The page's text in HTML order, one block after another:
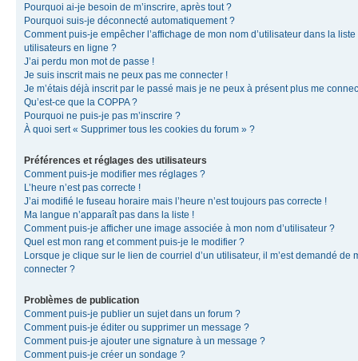
Pourquoi ai-je besoin de m’inscrire, après tout ?
Pourquoi suis-je déconnecté automatiquement ?
Comment puis-je empêcher l’affichage de mon nom d’utilisateur dans la liste
utilisateurs en ligne ?
J’ai perdu mon mot de passe !
Je suis inscrit mais ne peux pas me connecter !
Je m’étais déjà inscrit par le passé mais je ne peux à présent plus me
Qu’est-ce que la COPPA ?
Pourquoi ne puis-je pas m’inscrire ?
À quoi sert « Supprimer tous les cookies du forum » ?
Préférences et réglages des utilisateurs
Comment puis-je modifier mes réglages ?
L’heure n’est pas correcte !
J’ai modifié le fuseau horaire mais l’heure n’est toujours pas correcte !
Ma langue n’apparaît pas dans la liste !
Comment puis-je afficher une image associée à mon nom d’utilisateur ?
Quel est mon rang et comment puis-je le modifier ?
Lorsque je clique sur le lien de courriel d’un utilisateur, il m’est demandé de
connecter ?
Problèmes de publication
Comment puis-je publier un sujet dans un forum ?
Comment puis-je éditer ou supprimer un message ?
Comment puis-je ajouter une signature à un message ?
Comment puis-je créer un sondage ?